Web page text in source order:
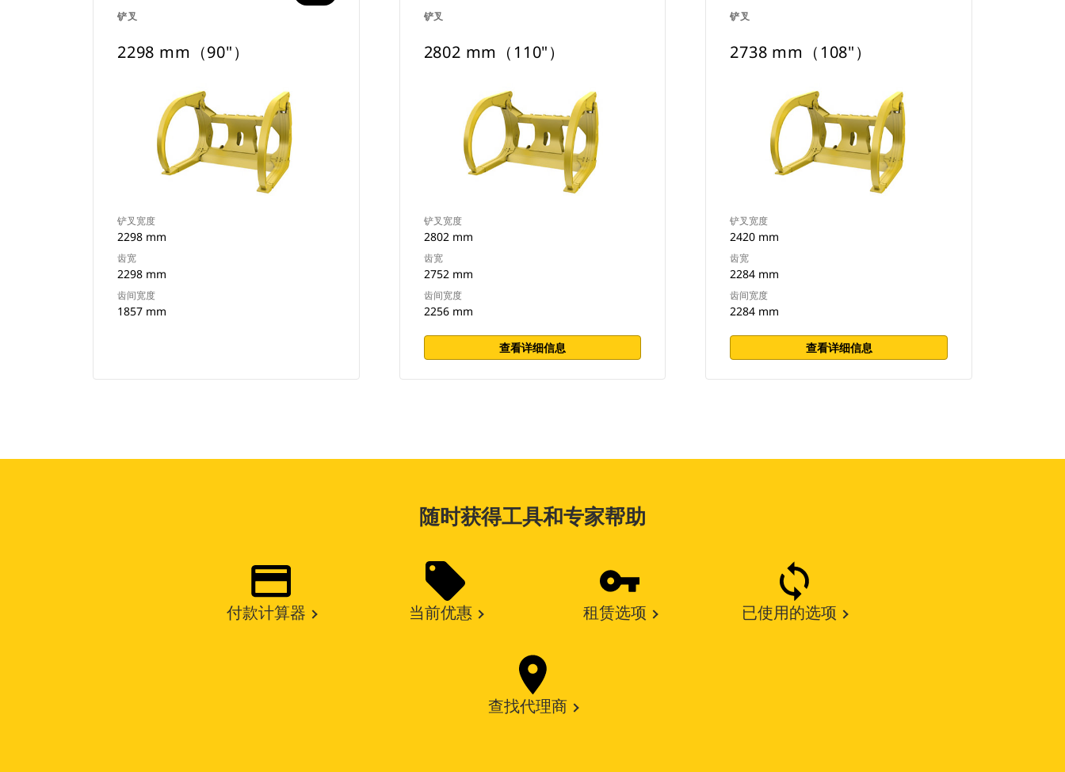
铲叉
2298 mm（90"）
铲叉宽度
2298 mm
齿宽
2298 mm
齿间宽度
1857 mm
铲叉
2802 mm（110"）
铲叉宽度
2802 mm
齿宽
2752 mm
齿间宽度
2256 mm
查看详细信息
铲叉
2738 mm（108"）
铲叉宽度
2420 mm
齿宽
2284 mm
齿间宽度
2284 mm
查看详细信息
随时获得工具和专家帮助
付款计算器 当前优惠 租赁选项 已使用的选项
查找代理商